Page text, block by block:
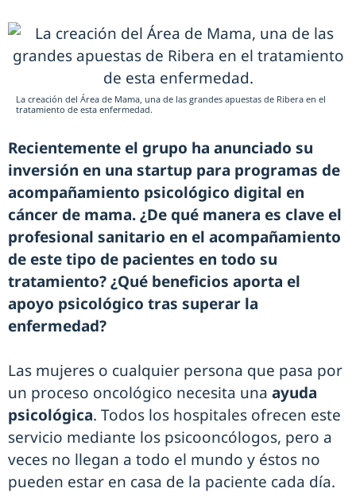
La creación del Área de Mama, una de las grandes apuestas de Ribera en el
tratamiento de esta enfermedad.
Recientemente el grupo ha anunciado su
inversión en una startup para programas de
acompañamiento psicológico digital en
cáncer de mama. ¿De qué manera es clave el
profesional sanitario en el acompañamiento
de este tipo de pacientes en todo su
tratamiento? ¿Qué beneficios aporta el
apoyo psicológico tras superar la
enfermedad?
Las mujeres o cualquier persona que pasa por
un proceso oncológico necesita una ayuda
psicológica. Todos los hospitales ofrecen este
servicio mediante los psicooncólogos, pero a
veces no llegan a todo el mundo y éstos no
pueden estar en casa de la paciente cada día.